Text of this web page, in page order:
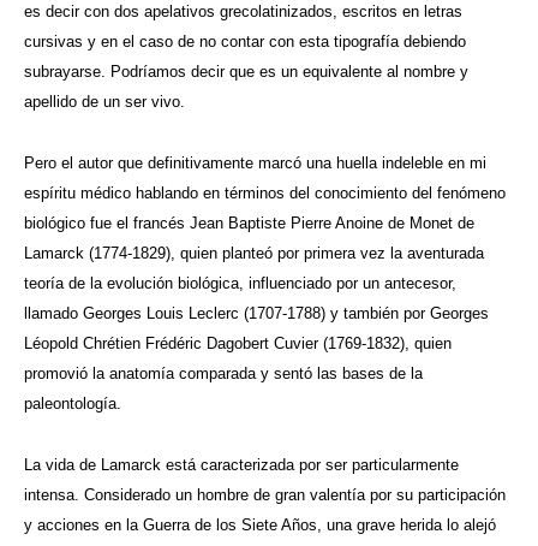
es decir con dos apelativos grecolatinizados, escritos en letras
cursivas y en el caso de no contar con esta tipografía debiendo
subrayarse. Podríamos decir que es un equivalente al nombre y
apellido de un ser vivo.
Pero el autor que definitivamente marcó una huella indeleble en mi
espíritu médico hablando en términos del conocimiento del fenómeno
biológico fue el francés Jean Baptiste Pierre Anoine de Monet de
Lamarck (1774-1829), quien planteó por primera vez la aventurada
teoría de la evolución biológica, influenciado por un antecesor,
llamado Georges Louis Leclerc (1707-1788) y también por Georges
Léopold Chrétien Frédéric Dagobert Cuvier (1769-1832), quien
promovió la anatomía comparada y sentó las bases de la
paleontología.
La vida de Lamarck está caracterizada por ser particularmente
intensa. Considerado un hombre de gran valentía por su participación
y acciones en la Guerra de los Siete Años, una grave herida lo alejó